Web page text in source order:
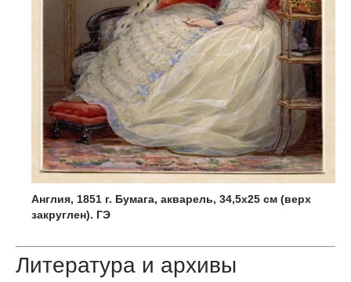
Англия, 1851 г. Бумага, акварель, 34,5х25 см (верх
закруглен). ГЭ
Литература и архивы